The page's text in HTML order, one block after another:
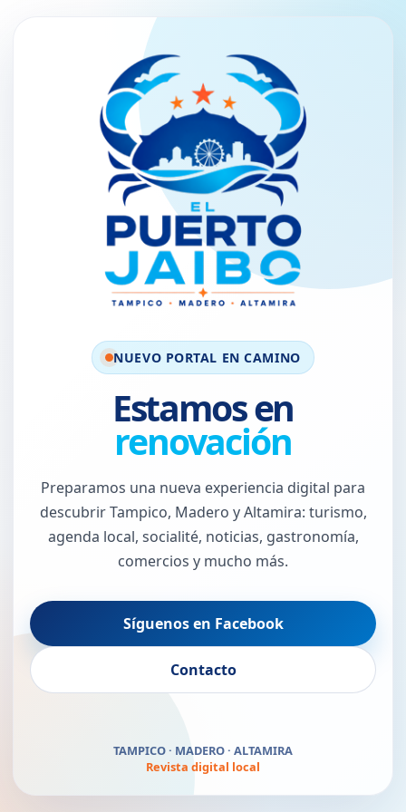
NUEVO PORTAL EN CAMINO
Estamos en
renovación
Preparamos una nueva experiencia digital para
descubrir Tampico, Madero y Altamira: turismo,
agenda local, socialité, noticias, gastronomía,
comercios y mucho más.
Síguenos en Facebook
Contacto
El Puerto Jaibo vuelve
pronto
TAMPICO · MADERO · ALTAMIRA
Revista digital local